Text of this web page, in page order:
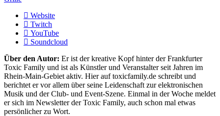
Website
Twitch
YouTube
Soundcloud
Über den Autor: Er ist der kreative Kopf hinter der Frankfurter
Toxic Family und ist als Künstler und Veranstalter seit Jahren im
Rhein-Main-Gebiet aktiv. Hier auf toxicfamily.de schreibt und
berichtet er vor allem über seine Leidenschaft zur elektronischen
Musik und der Club- und Event-Szene. Einmal in der Woche meldet
er sich im Newsletter der Toxic Family, auch schon mal etwas
persönlicher zu Wort.